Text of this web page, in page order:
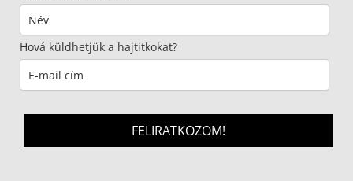
Hová küldhetjük a hajtitkokat?
FELIRATKOZOM!